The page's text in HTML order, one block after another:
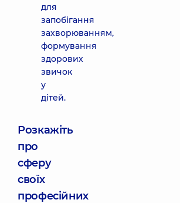
для
запобігання
захворюванням,
формування
здорових
звичок
у
дітей.
Розкажіть
про
сферу
своїх
професійних